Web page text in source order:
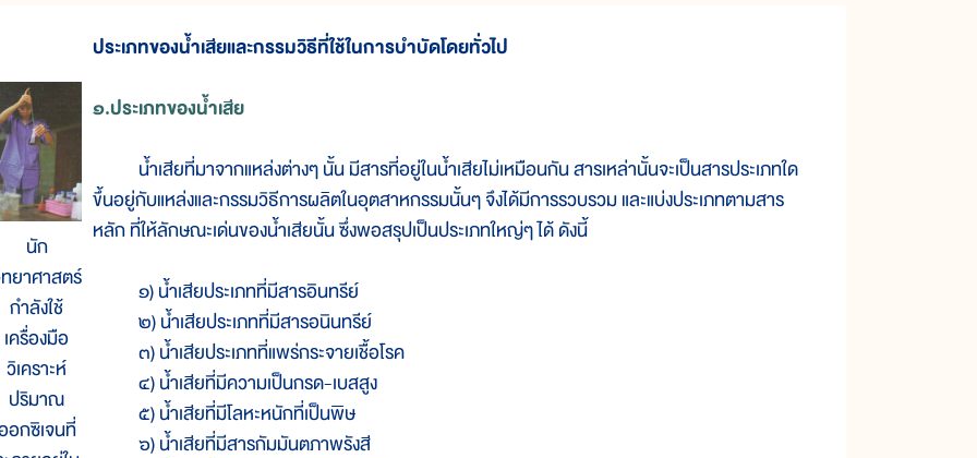
นัก
ยาศาสตร์
กำลังใช้
เครื่องมือ
วิเคราะห์
ปริมาณ
อกซิเจนที่
ประเภทของน้ำเสียและกรรมวิธีที่ใช้ในการบำบัดโดยทั่วไป
๑.ประเภทของน้ำเสีย
น้ำเสียที่มาจากแหล่งต่างๆ นั้น มีสารที่อยู่ในน้ำเสียไม่เหมือนกัน สารเหล่านั้นจะเป็นสารประเภทใด
ขึ้นอยู่กับแหล่งและกรรมวิธีการผลิตในอุตสาหกรรมนั้นๆ จึงได้มีการรวบรวม และแบ่งประเภทตามสาร
หลัก ที่ให้ลักษณะเด่นของน้ำเสียนั้น ซึ่งพอสรุปเป็นประเภทใหญ่ๆ ได้ ดังนี้
๑) น้ำเสียประเภทที่มีสารอินทรีย์
๒) น้ำเสียประเภทที่มีสารอนินทรีย์
๓) น้ำเสียประเภทที่แพร่กระจายเชื้อโรค
๔) น้ำเสียที่มีความเป็นกรด-เบสสูง
๕) น้ำเสียที่มีโลหะหนักที่เป็นพิษ
๖) น้ำเสียที่มีสารกัมมันตภาพรังสี